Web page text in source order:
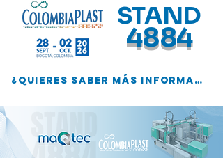
STAND
4884
¿Quieres saber más información? dale clic acá